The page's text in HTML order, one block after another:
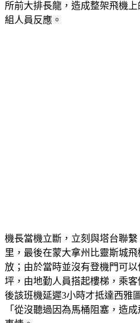
組人員反應。
里，最後在蒙大拿州比靈斯城
放；由於當時並沒有登機門可
坪，由地勤人員搭起樓梯，乘
後該班機延遲3小時才抵達西雅
「從沒聽過因為馬桶阻塞，造成
事情。